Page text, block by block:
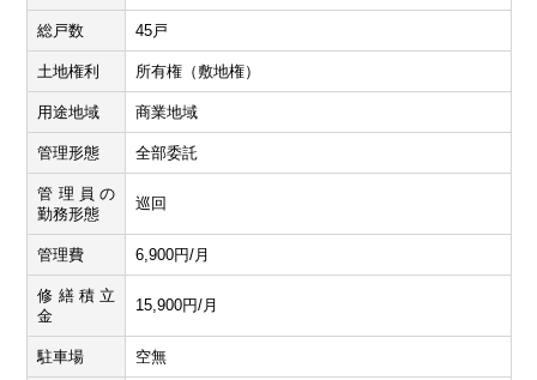
総戸数 45戸
土地権利 所有権（敷地権）
用途地域 商業地域
管理形態 全部委託
管理員の
勤務形態
巡回
管理費 6,900円/月
修繕積立
金
15,900円/月
駐車場 空無